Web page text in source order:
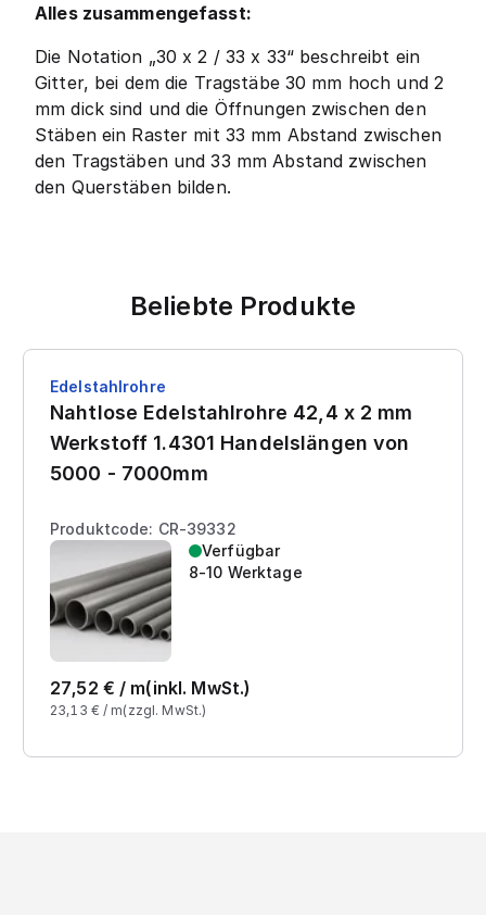
Alles zusammengefasst:
Die Notation „30 x 2 / 33 x 33“ beschreibt ein
Gitter, bei dem die Tragstäbe 30 mm hoch und 2
mm dick sind und die Öffnungen zwischen den
Stäben ein Raster mit 33 mm Abstand zwischen
den Tragstäben und 33 mm Abstand zwischen
den Querstäben bilden.
Beliebte Produkte
Edelstahlrohre
Nahtlose Edelstahlrohre 42,4 x 2 mm
Werkstoff 1.4301 Handelslängen von
5000 - 7000mm
Produktcode: CR-39332
Verfügbar
8-10 Werktage
27,52 € / m(inkl. MwSt.)
23,13 € / m(zzgl. MwSt.)